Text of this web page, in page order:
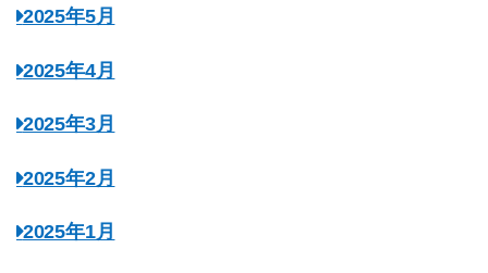
2025年5月
2025年4月
2025年3月
2025年2月
2025年1月